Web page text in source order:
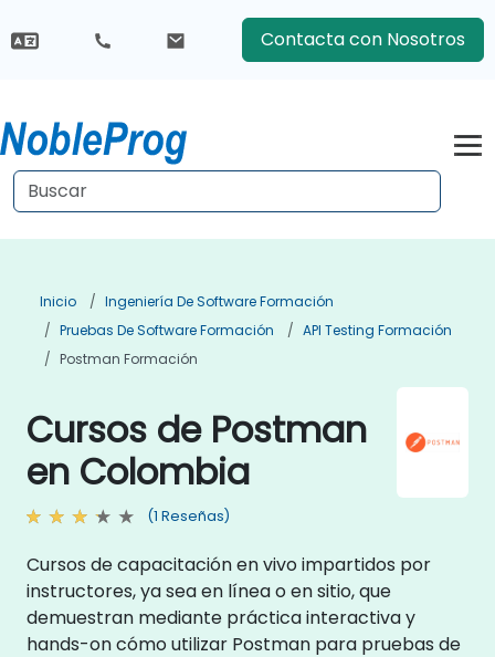
Contacta con Nosotros
Inicio
Ingeniería De Software Formación
Pruebas De Software Formación
API Testing Formación
Postman Formación
Cursos de Postman
en Colombia
(1 Reseñas)
Cursos de capacitación en vivo impartidos por
instructores, ya sea en línea o en sitio, que
demuestran mediante práctica interactiva y
hands-on cómo utilizar Postman para pruebas de